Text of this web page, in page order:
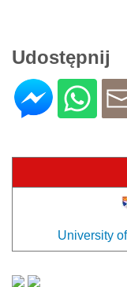
Udostępnij
University